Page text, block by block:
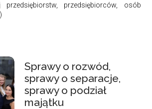
przedsiębiorstw, przedsiębiorców, osób
Sprawy o rozwód,
sprawy o separacje,
sprawy o podział
majątku